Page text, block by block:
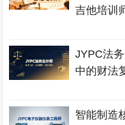
吉他培训
JYPC法
中的财法
智能制造